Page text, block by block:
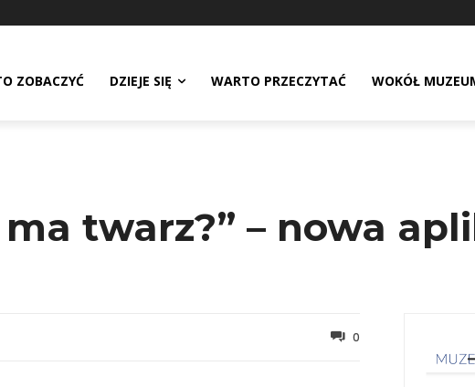
ZOBACZYĆ DZIEJE SIĘ WARTO PRZECZYTAĆ WOKÓŁ
twarz?” – nowa
0